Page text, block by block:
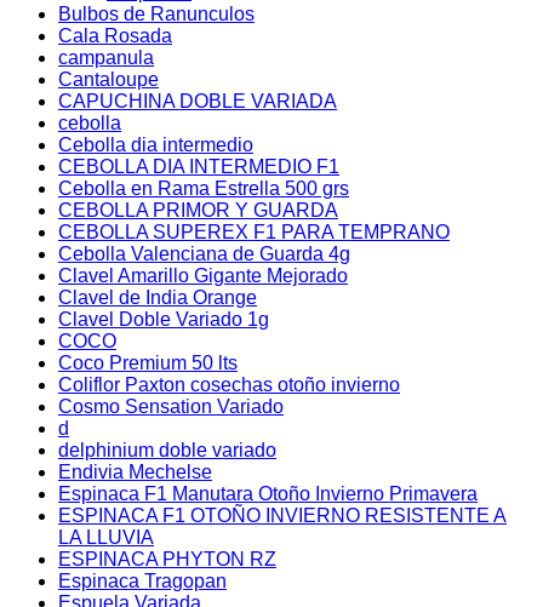
Bulbos de Ranunculos
Cala Rosada
campanula
Cantaloupe
CAPUCHINA DOBLE VARIADA
cebolla
Cebolla dia intermedio
CEBOLLA DIA INTERMEDIO F1
Cebolla en Rama Estrella 500 grs
CEBOLLA PRIMOR Y GUARDA
CEBOLLA SUPEREX F1 PARA TEMPRANO
Cebolla Valenciana de Guarda 4g
Clavel Amarillo Gigante Mejorado
Clavel de India Orange
Clavel Doble Variado 1g
COCO
Coco Premium 50 lts
Coliflor Paxton cosechas otoño invierno
Cosmo Sensation Variado
d
delphinium doble variado
Endivia Mechelse
Espinaca F1 Manutara Otoño Invierno Primavera
ESPINACA F1 OTOÑO INVIERNO RESISTENTE A
LA LLUVIA
ESPINACA PHYTON RZ
Espinaca Tragopan
Espuela Variada